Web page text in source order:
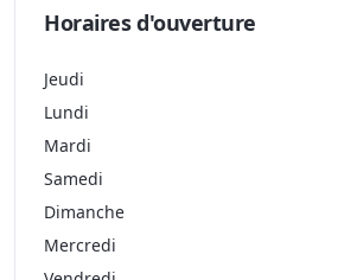
Horaires d'ouverture
Jeudi
Lundi
Mardi
Samedi
Dimanche
Mercredi